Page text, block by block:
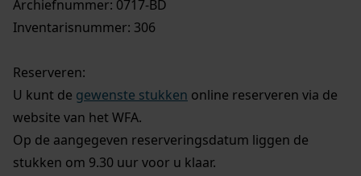
Archiefnummer: 0717-BD
Inventarisnummer: 306
Reserveren:
U kunt de gewenste stukken online reserveren via de
website van het WFA.
Op de aangegeven reserveringsdatum liggen de
stukken om 9.30 uur voor u klaar.